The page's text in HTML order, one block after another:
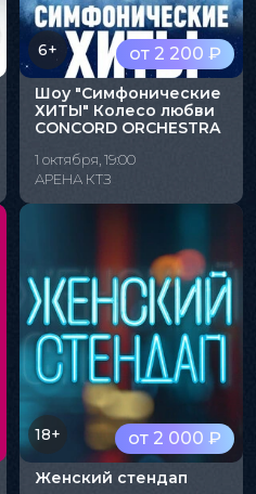
от 2 200 ₽
6+
Шоу "Симфонические
ХИТЫ" Колесо любви
CONCORD ORCHESTRA
1 октября, 19:00
АРЕНА КТЗ
от 2 000 ₽
18+
Женский стендап